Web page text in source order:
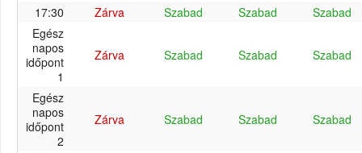
17:30
Zárva Szabad Szabad
Szabad
Egész
napos
időpont
1
Zárva Szabad Szabad Szabad
Egész
napos
időpont
2
Zárva Szabad Szabad Szabad